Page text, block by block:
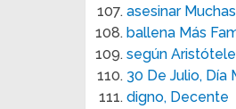
asesinar
ballena Más
según
30 De Julio, Día
digno, Decente